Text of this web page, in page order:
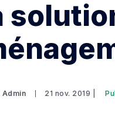
Admin 21 nov. 2019 |